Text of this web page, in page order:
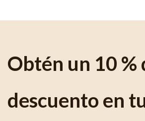
Obtén un 10 %
descuento en